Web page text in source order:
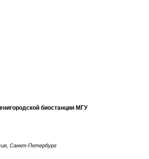
биостанции МГУ
Санкт-Петербург